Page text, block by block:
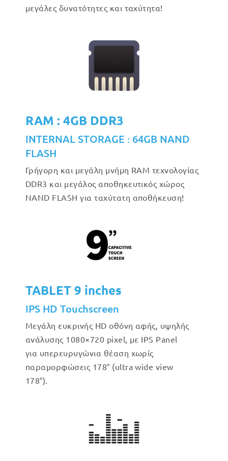
μεγάλες δυνατότητες και ταχύτητα!
RAM : 4GB DDR3
INTERNAL STORAGE : 64GB NAND
FLASH
Γρήγορη και μεγάλη μνήμη RAM τεχνολογίας
DDR3 και μεγάλος αποθηκευτικός χώρος
NAND FLASH για ταχύτατη αποθήκευση!
TABLET 9 inches
IPS HD Touchscreen
Μεγάλη ευκρινής HD οθόνη αφής, υψηλής
ανάλυσης 1080×720 pixel, με IPS Panel
για υπερευρυγώνια θέαση χωρίς
παραμορφώσεις 178° (ultra wide view
178°).